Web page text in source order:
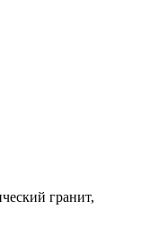
гранит,